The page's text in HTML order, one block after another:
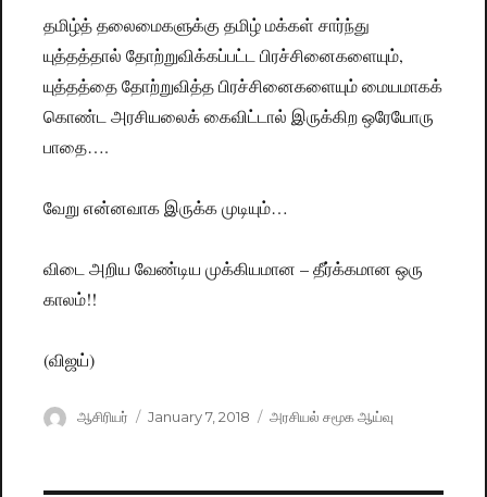
தமிழ்த் தலைமைகளுக்கு தமிழ் மக்கள் சார்ந்து
யுத்தத்தால் தோற்றுவிக்கப்பட்ட பிரச்சினைகளையும்,
யுத்தத்தை தோற்றுவித்த பிரச்சினைகளையும் மையமாகக்
கொண்ட அரசியலைக் கைவிட்டால் இருக்கிற ஒரேயோரு
பாதை….
வேறு என்னவாக இருக்க முடியும்…
விடை அறிய வேண்டிய முக்கியமான – தீர்க்கமான ஒரு
காலம்!!
(விஜய்)
Author
ஆசிரியர்
Posted
January 7, 2018 Categories
அரசியல் சமூக ஆய்வு